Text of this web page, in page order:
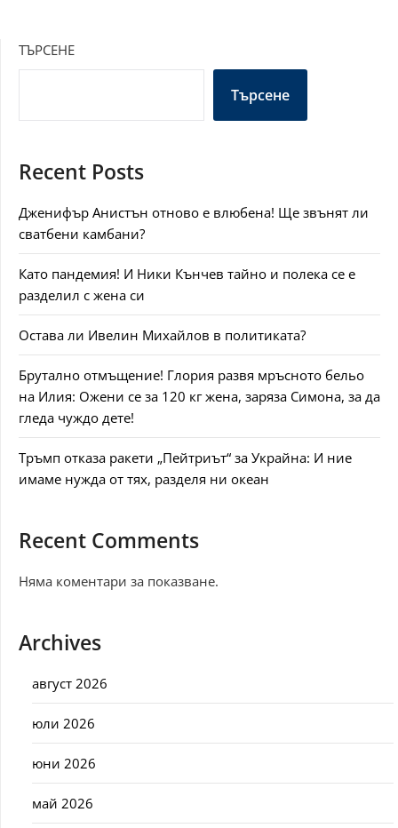
ТЪРСЕНЕ
Търсене
Recent Posts
Дженифър Анистън отново е влюбена! Ще звънят ли
сватбени камбани?
Като пандемия! И Ники Кънчев тайно и полека се е
разделил с жена си
Остава ли Ивелин Михайлов в политиката?
Брутално отмъщение! Глория развя мръсното бельо
на Илия: Ожени се за 120 кг жена, заряза Симона, за да
гледа чуждо дете!
Тръмп отказа ракети „Пейтриът“ за Украйна: И ние
имаме нужда от тях, разделя ни океан
Recent Comments
Няма коментари за показване.
Archives
август 2026
юли 2026
юни 2026
май 2026